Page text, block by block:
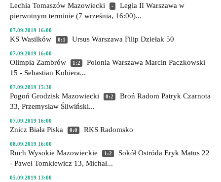
Lechia Tomaszów Mazowiecki - Legia II Warszawa w
pierwotnym terminie (7 września, 16:00)...
07.09.2019 16:00
KS Wasilków 0:1 Ursus Warszawa Filip Dziełak 50
07.09.2019 16:00
Olimpia Zambrów 1:2 Polonia Warszawa Marcin Paczkowski
15 - Sebastian Kobiera...
07.09.2019 15:30
Pogoń Grodzisk Mazowiecki 0:2 Broń Radom Patryk Czarnota
33, Przemysław Śliwiński...
07.09.2019 16:00
Znicz Biała Piska 0:0 RKS Radomsko
08.09.2019 16:00
Ruch Wysokie Mazowieckie 1:2 Sokół Ostróda Eryk Matus 22
- Paweł Tomkiewicz 13, Michał...
05.09.2019 13:00